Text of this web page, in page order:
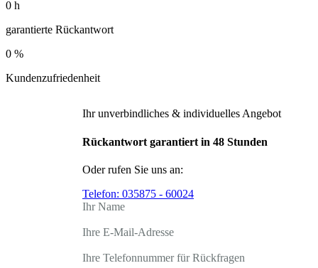
0 h
garantierte Rückantwort
0 %
Kundenzufriedenheit
Ihr unverbindliches & individuelles Angebot
Rückantwort garantiert in 48 Stunden
Oder rufen Sie uns an:
Telefon: 035875 - 60024
Ihr Name
Ihre E-Mail-Adresse
Ihre Telefonnummer für Rückfragen